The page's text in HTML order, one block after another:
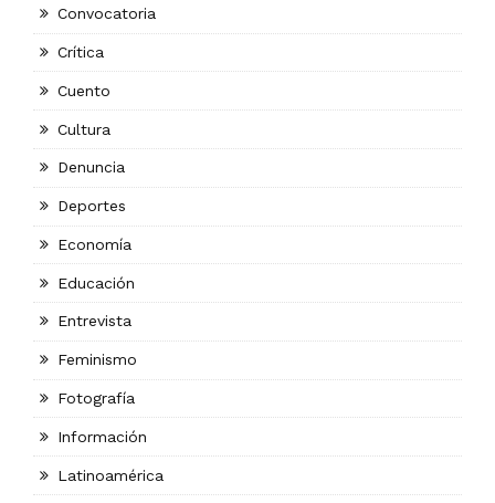
Convocatoria
Crítica
Cuento
Cultura
Denuncia
Deportes
Economía
Educación
Entrevista
Feminismo
Fotografía
Información
Latinoamérica